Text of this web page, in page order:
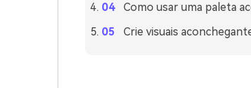
Como usar uma paleta
Crie visuais